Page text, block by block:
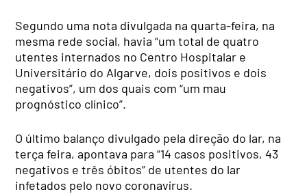
Segundo uma nota divulgada na quarta-feira, na
mesma rede social, havia “um total de quatro
utentes internados no Centro Hospitalar e
Universitário do Algarve, dois positivos e dois
negativos”, um dos quais com “um mau
prognóstico clínico”.
O último balanço divulgado pela direção do lar, na
terça feira, apontava para “14 casos positivos, 43
negativos e três óbitos” de utentes do lar
infetados pelo novo coronavírus.